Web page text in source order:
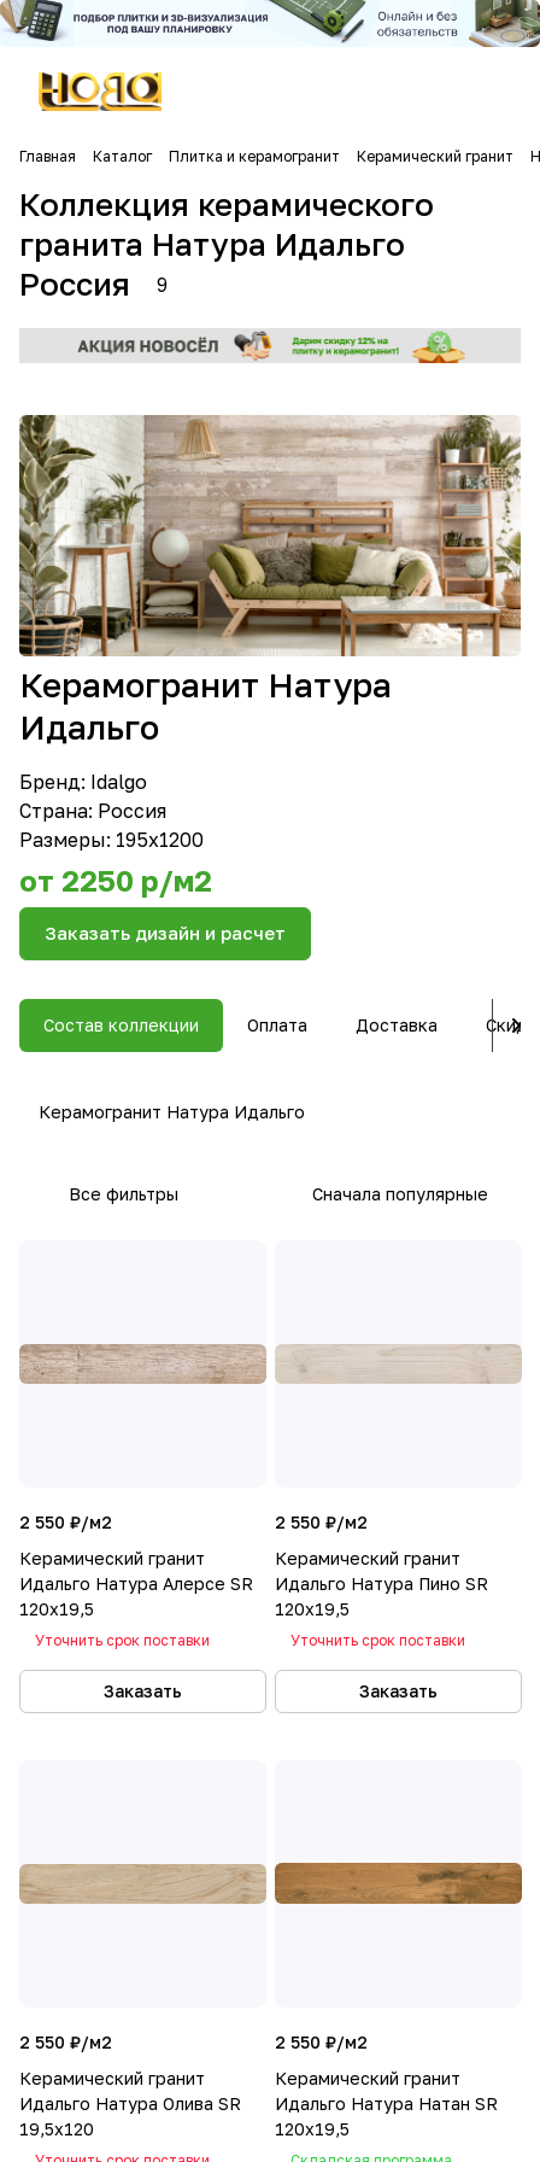
Главная Каталог Плитка и керамогранит Керамический гранит
Коллекция керамического
гранита Натура Идальго
Россия
9
Керамогранит Натура
Идальго
Бренд: Idalgo
Страна: Россия
Размеры: 195х1200
от 2250 р/м2
Заказать дизайн и расчет
Состав коллекции Оплата Доставка
Керамогранит Натура Идальго
Все фильтры Сначала популярные
2 550 ₽/м2
Керамический гранит
Идальго Натура Алерсе SR
120x19,5
Уточнить срок поставки
Заказать
2 550 ₽/м2
Керамический гранит
Идальго Натура Пино SR
120x19,5
Уточнить срок поставки
Заказать
2 550 ₽/м2
Керамический гранит
Идальго Натура Олива SR
19,5x120
2 550 ₽/м2
Керамический гранит
Идальго Натура Натан SR
120x19,5